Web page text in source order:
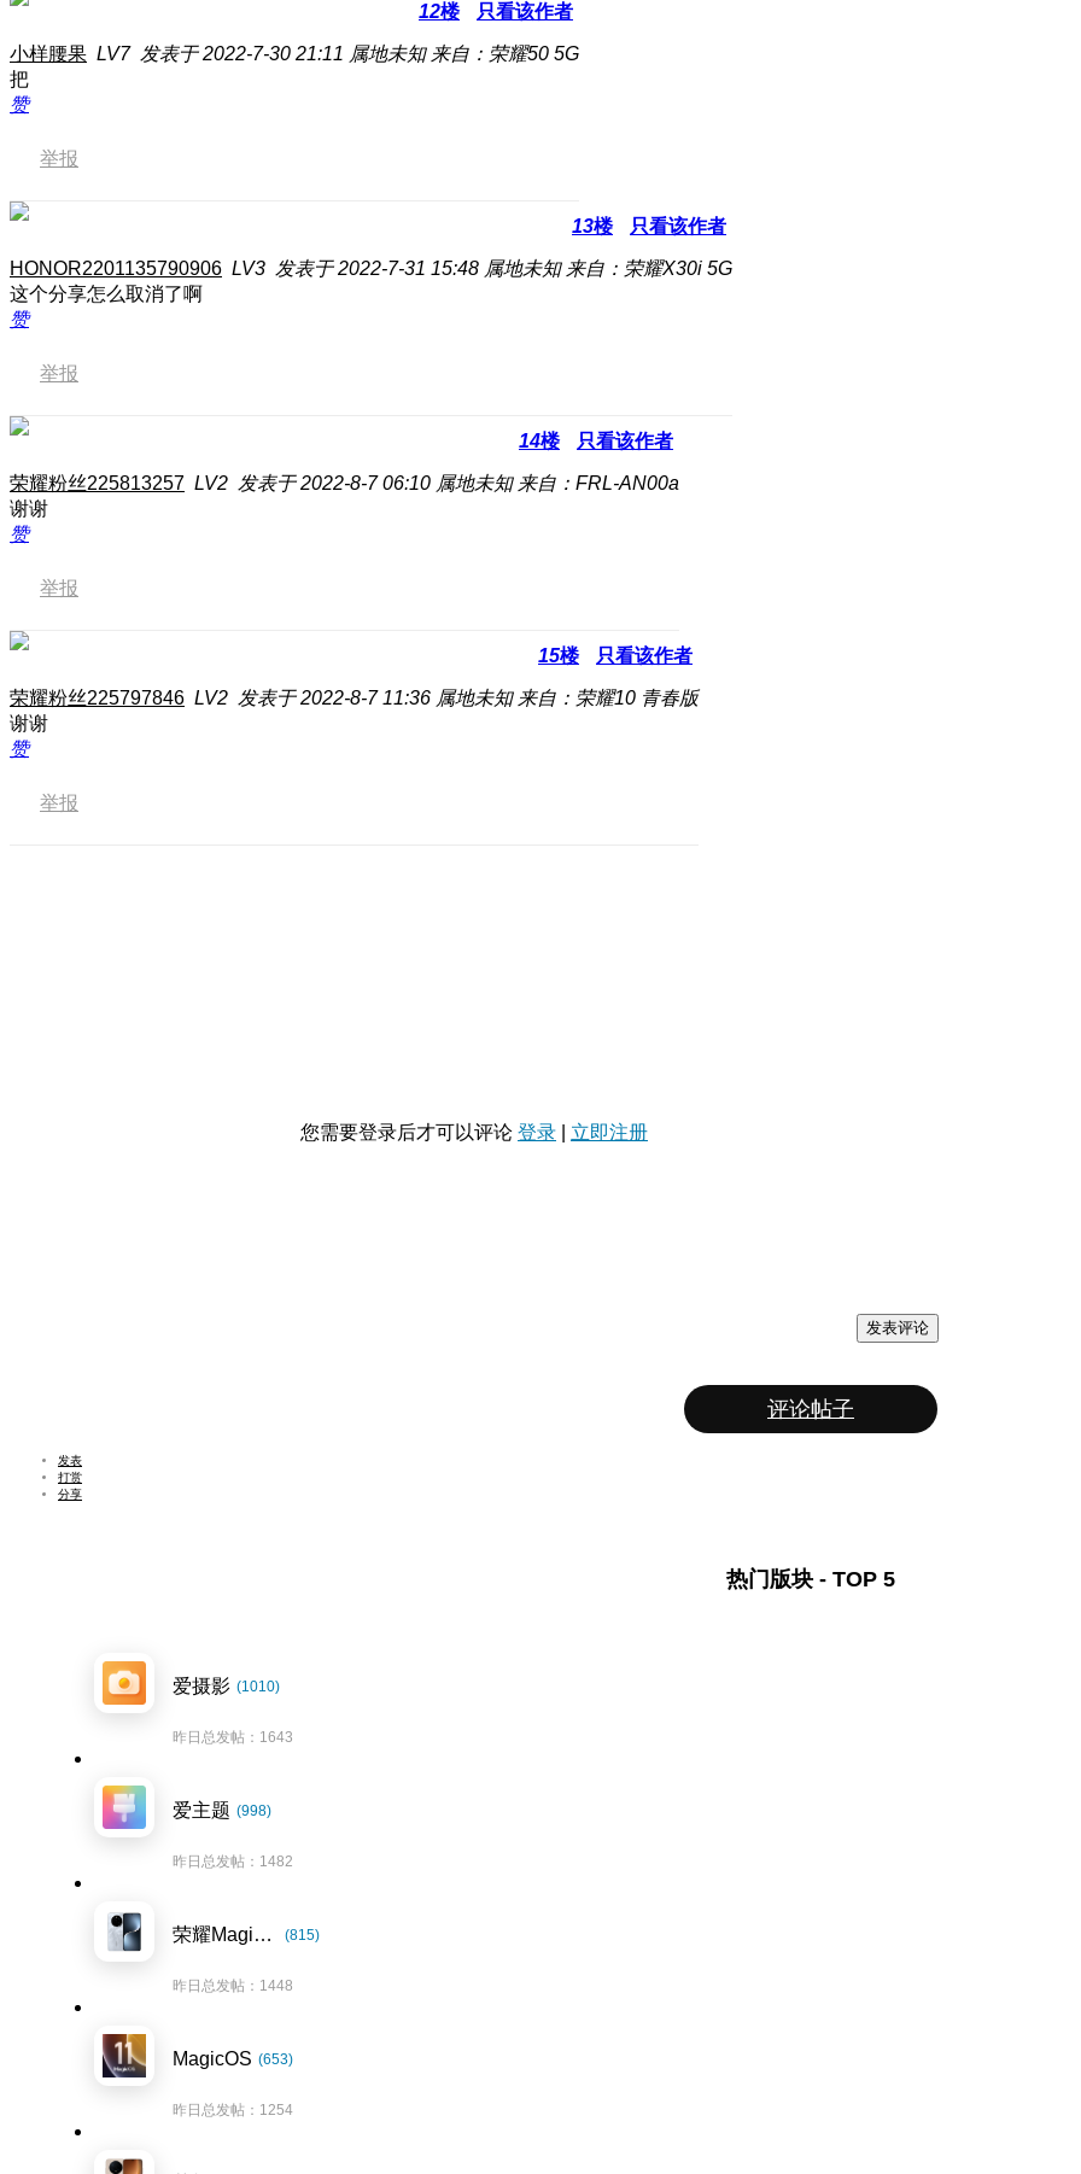
12楼 只看该作者
小样腰果 LV7 发表于 2022-7-30 21:11 属地未知 来自：荣耀50 5G
把
赞
举报
13楼 只看该作者
HONOR2201135790906 LV3 发表于 2022-7-31 15:48 属地未知 来自：荣耀X30i 5G
这个分享怎么取消了啊
赞
举报
14楼 只看该作者
荣耀粉丝225813257 LV2 发表于 2022-8-7 06:10 属地未知 来自：FRL-AN00a
谢谢
赞
举报
15楼 只看该作者
荣耀粉丝225797846 LV2 发表于 2022-8-7 11:36 属地未知 来自：荣耀10 青春版
谢谢
赞
举报
您需要登录后才可以评论 登录 立即注册
发表评论
评论帖子
发表
打赏
分享
热门版块 - TOP 5
爱摄影 (1010)
昨日总发帖：1643
爱主题 (998)
昨日总发帖：1482
荣耀Magic7系列 (815)
昨日总发帖：1448
MagicOS (653)
昨日总发帖：1254